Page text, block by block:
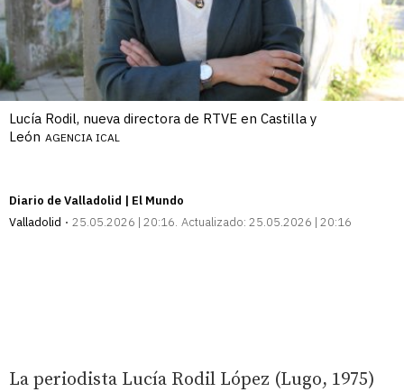
Lucía Rodil, nueva directora de RTVE en Castilla y
León AGENCIA ICAL
Diario de Valladolid | El Mundo
Valladolid
25.05.2026 | 20:16 Actualizado: 25.05.2026 | 20:16
La periodista Lucía Rodil López (Lugo, 1975)